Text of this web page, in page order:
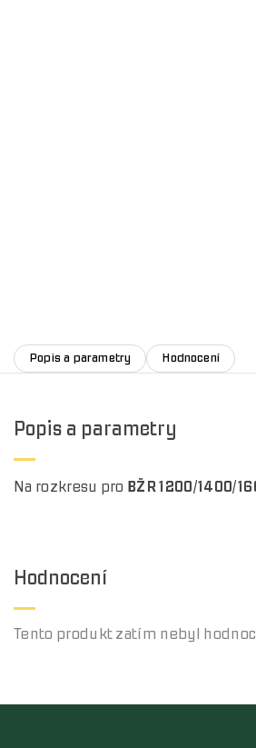
Popis a parametry Hodnocení
Popis a parametry
Na rozkresu pro BŽR 1200/1400/
Hodnocení
Tento produkt zatím nebyl